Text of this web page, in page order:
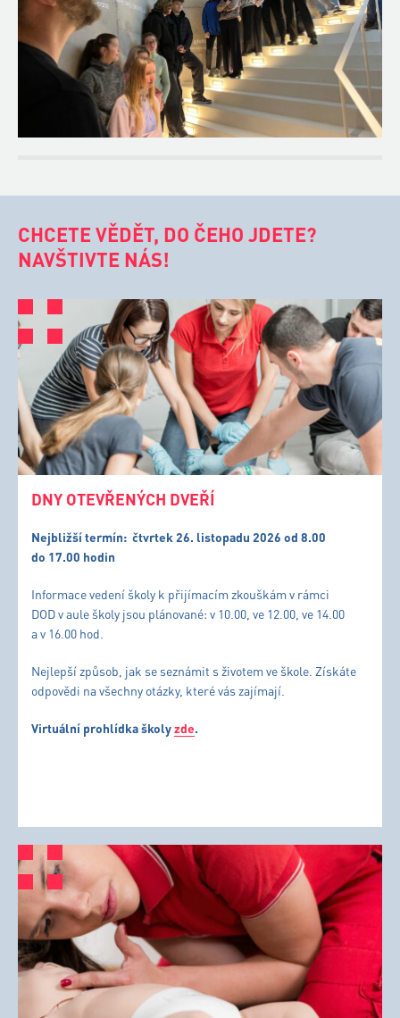
CHCETE VĚDĚT, DO ČEHO JDETE?
NAVŠTIVTE NÁS!
DNY OTEVŘENÝCH DVEŘÍ
Nejbližší termín: čtvrtek 26. listopadu 2026 od 8.00
do 17.00 hodin
Informace vedení školy k přijímacím zkouškám v rámci
DOD v aule školy jsou plánované: v 10.00, ve 12.00, ve 14.00
a v 16.00 hod.
Nejlepší způsob, jak se seznámit s životem ve škole. Získáte
odpovědi na všechny otázky, které vás zajímají.
Virtuální prohlídka školyzde.